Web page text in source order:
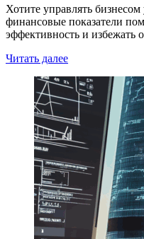
Хотите управлять
финансовые показатели
эффективность и избежать
Читать далее